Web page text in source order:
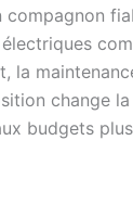
compagnon
la
change
budgets